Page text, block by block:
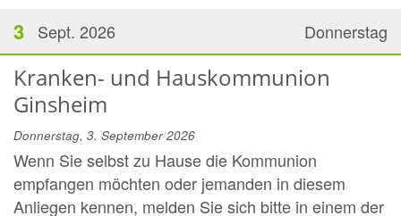
Donnerstag
3 Sept. 2026
Kranken- und Hauskommunion
Ginsheim
Donnerstag, 3. September 2026
Wenn Sie selbst zu Hause die Kommunion
empfangen möchten oder jemanden in diesem
Anliegen kennen, melden Sie sich bitte in einem der